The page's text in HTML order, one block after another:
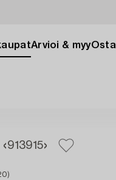
Arvioi & myyOsta
913915